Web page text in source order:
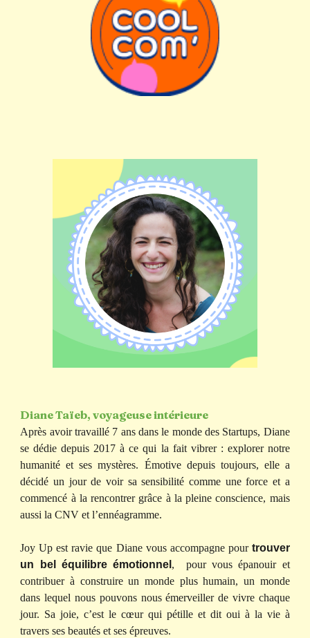
Diane Taïeb, voyageuse intérieure
Après avoir travaillé 7 ans dans le monde des Startups, Diane
se dédie depuis 2017 à ce qui la fait vibrer : explorer notre
humanité et ses mystères. Émotive depuis toujours, elle a
décidé un jour de voir sa sensibilité comme une force et a
commencé à la rencontrer grâce à la pleine conscience, mais
aussi la CNV et l’ennéagramme.
Joy Up est ravie que Diane vous accompagne pour trouver
un bel équilibre émotionnel , pour vous épanouir et
contribuer à construire un monde plus humain, un monde
dans lequel nous pouvons nous émerveiller de vivre chaque
jour. Sa joie, c’est le cœur qui pétille et dit oui à la vie à
travers ses beautés et ses épreuves.